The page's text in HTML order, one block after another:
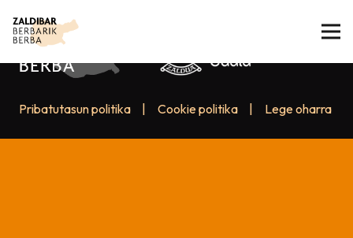
Pribatutasun politika Cookie politika Lege oharra